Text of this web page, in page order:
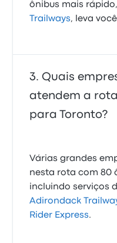
ônibus mais
Trailways, leva
Quais
atendem a
para Toronto?
Várias grandes
nesta rota com 80
incluindo serviços
Adirondack
Rider Express.